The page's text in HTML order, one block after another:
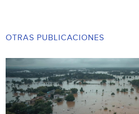
OTRAS PUBLICACIONES